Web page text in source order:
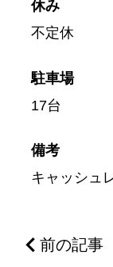
休み
不定休
駐車場
17台
備考
キャッシュ
前の記事